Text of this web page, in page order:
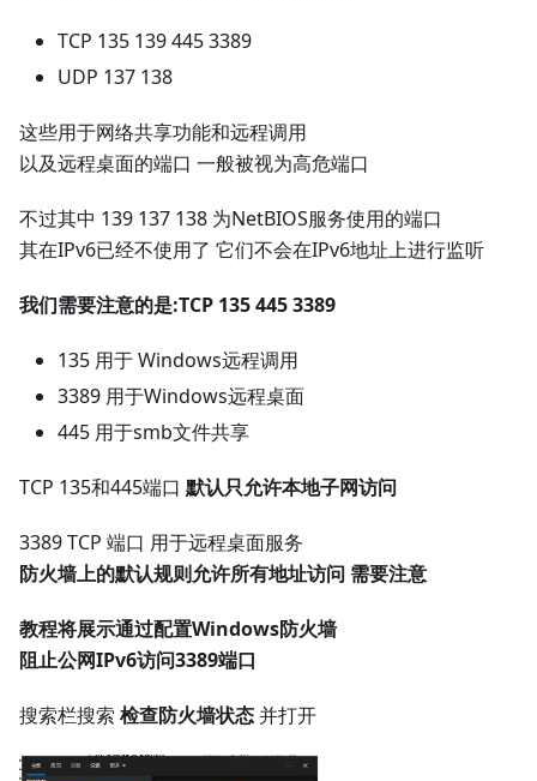
TCP 135 139 445 3389
UDP 137 138
这些用于网络共享功能和远程调用
以及远程桌面的端口 一般被视为高危端口
不过其中 139 137 138 为NetBIOS服务使用的端口
其在IPv6已经不使用了 它们不会在IPv6地址上进行监听
我们需要注意的是:TCP 135 445 3389
135 用于 Windows远程调用
3389 用于Windows远程桌面
445 用于smb文件共享
TCP 135和445端口 默认只允许本地子网访问
3389 TCP 端口 用于远程桌面服务
防火墙上的默认规则允许所有地址访问 需要注意
教程将展示通过配置Windows防火墙
阻止公网IPv6访问3389端口
搜索栏搜索 检查防火墙状态并打开